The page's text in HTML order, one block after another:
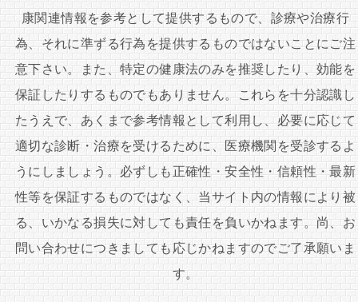
ゲ
ー
シ
ョ
ン
康関連情報を参考として提供するもので、診療や治療行
為、それに準ずる行為を提供するものではないことにご注
意下さい。また、特定の健康法のみを推奨したり、効能を
保証したりするものでもありません。これらを十分認識し
たうえで、あくまで参考情報として利用し、必要に応じて
適切な診断・治療を受けるために、医療機関を受診するよ
うにしましょう。必ずしも正確性・安全性・信頼性・最新
性等を保証するものではなく、当サイト内の情報により被
る、いかなる損失に対しても責任を負いかねます。尚、お
問い合わせにつきましても応じかねますのでご了承願いま
す。